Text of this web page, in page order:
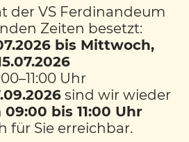
Bären, Dinosaurier,
Polizisten, natürlich viele
auch ein Bienchen und
verkleidete Kinder,
Lehrer im Schulhaus der
herum.
ausgelassener
der VS Ferdinandeum
Zeiten besetzt:
bis Mittwoch,
Uhr
sind wir wieder
09:00 bis 11:00 Uhr
für Sie erreichbar.